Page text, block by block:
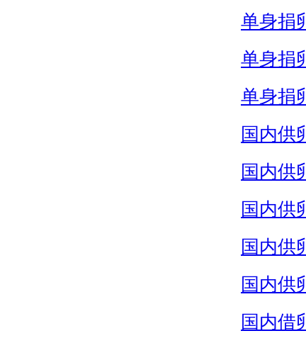
单身捐
单身捐
单身捐
国内供
国内供
国内供
国内供
国内供
国内借